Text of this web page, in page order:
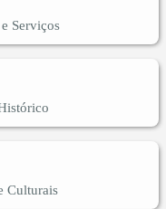
Serviços
Culturais